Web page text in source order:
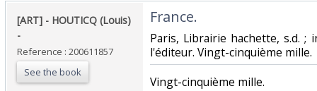
‎[ART] - HOUTICQ (Louis)
- ‎
Reference : 200611857
See the book
‎France. ‎
‎Paris, Librairie hachette, s.d. ;
l'éditeur. Vingt-cinquième mille.‎
‎Vingt-cinquième mille.‎